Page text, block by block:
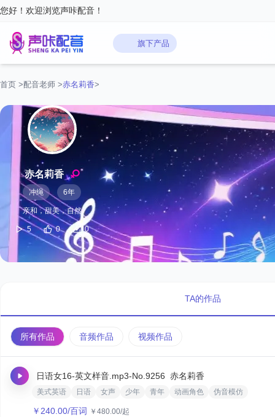
您好！欢迎浏览声咔配音！
旗下产品
首页 >配音老师 >赤名莉香>
赤名莉香
冲绳 6年
亲和，甜美，自然
5 0 0
TA的作品
所有作品 音频作品 视频作品
日语女16-英文样音.mp3-No.9256 赤名莉香
美式英语 日语 女声 少年 青年 动画角色 伪音模仿
￥ 240.00/百词 ￥ 480.00/起